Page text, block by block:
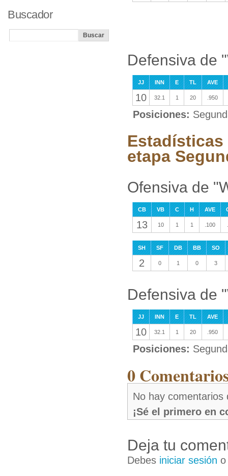
Defensiva de
JJ INN E TL AVE
10 32.1 1 20 .950
Posiciones:
Estadísticas
etapa
Ofensiva de
CB VB C H AVE
13 10 1 1 .100
SH SF DB BB SO
2 0 1 0 3
Defensiva de
JJ INN E TL AVE
10 32.1 1 20 .950
Posiciones:
0
No hay comentarios
¡Sé el primero en
Deja tu
Debes iniciar sesión
Buscador